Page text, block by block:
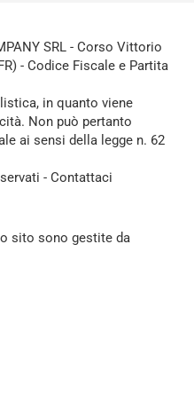
SRL - Corso Vittorio
- Codice Fiscale e Partita
in quanto viene
Non può pertanto
ai sensi della legge n. 62
- Contattaci
sito sono gestite da